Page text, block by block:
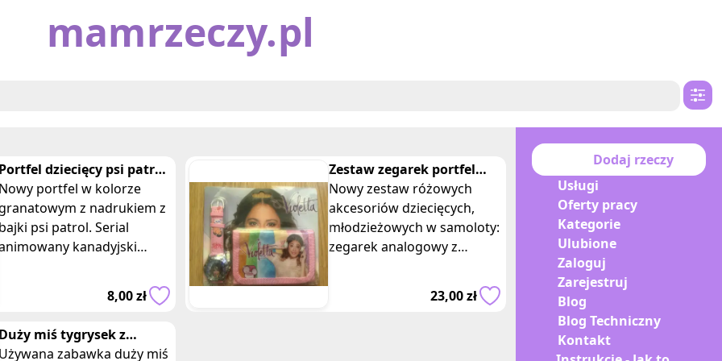
mamrzeczy.pl
dziecięcy psi patrol
portfel w kolorze
z nadrukiem z
psi patrol. Serial
kanadyjski
Chase’a, dalmaty
8,00 zł
Zestaw zegarek portfel
Disney Violetta
Nowy zestaw różowych
akcesoriów dziecięcych,
młodzieżowych w samoloty:
zegarek analogowy z
programem telewizyjnym Di
23,00 zł
miś tygrysek z
Puchatka
zabawka duży miś
Dodaj rzeczy
Usługi
Oferty pracy
Kategorie
Ulubione
Zaloguj
Zarejestruj
Blog
Blog Techniczny
Kontakt